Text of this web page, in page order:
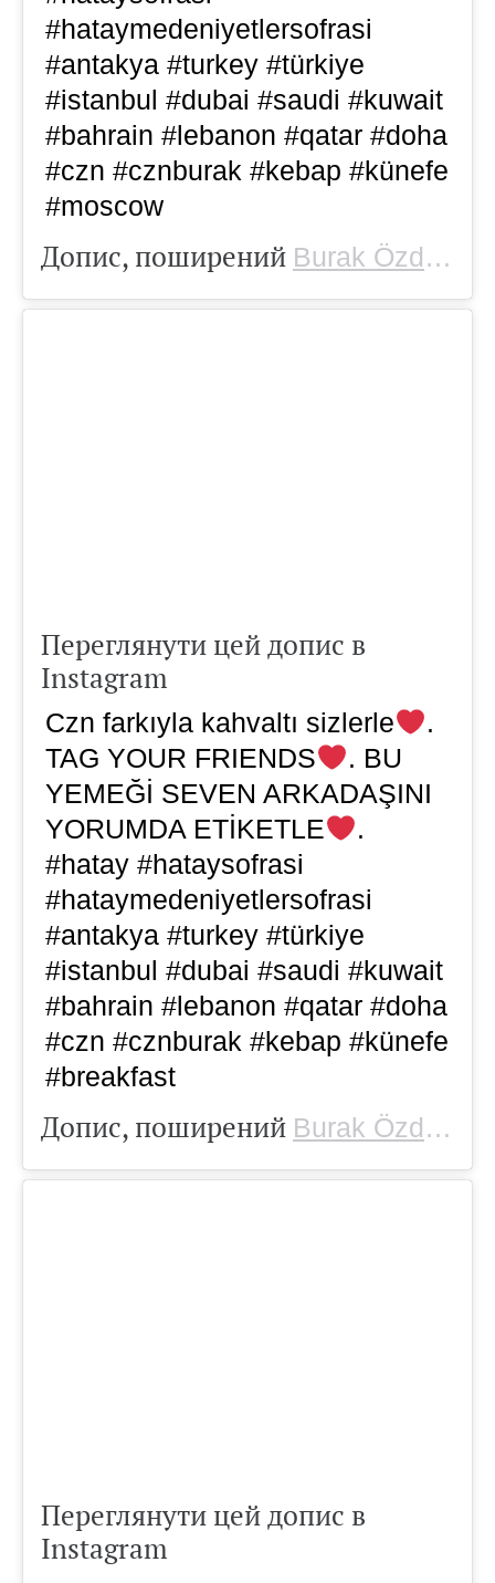
#hataymedeniyetlersofrasi
#antakya #turkey #türkiye
#istanbul #dubai #saudi #kuwait
#bahrain #lebanon #qatar #doha
#czn #cznburak #kebap #künefe
#moscow
Допис, поширений Burak Özdemir
Переглянути цей допис в
Instagram
Czn farkıyla kahvaltı sizlerle
.
TAG YOUR FRIENDS
. BU
YEMEĞİ SEVEN ARKADAŞINI
YORUMDA ETİKETLE
.
#hatay #hataysofrasi
#hataymedeniyetlersofrasi
#antakya #turkey #türkiye
#istanbul #dubai #saudi #kuwait
#bahrain #lebanon #qatar #doha
#czn #cznburak #kebap #künefe
#breakfast
Допис, поширений Burak Özdemir
Переглянути цей допис в
Instagram